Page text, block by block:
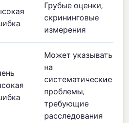
Грубые оценки,
скрининговые
измерения
Может указывать
на
систематические
проблемы,
требующие
расследования